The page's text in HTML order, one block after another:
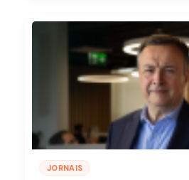
JORNAIS